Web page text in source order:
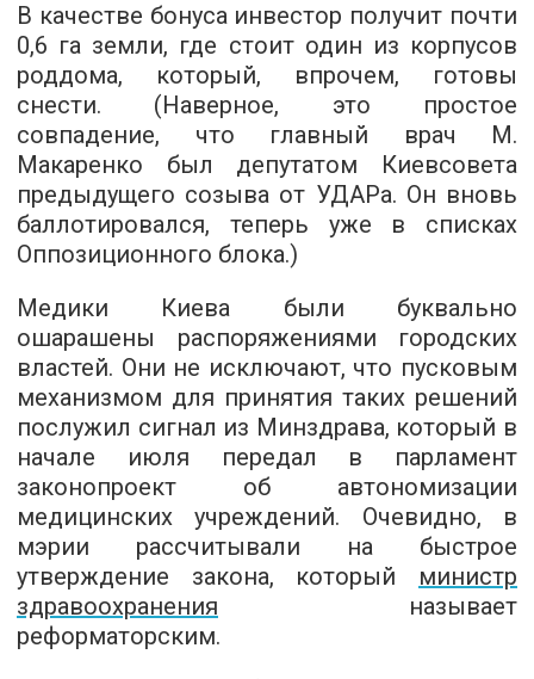
В качестве бонуса инвестор получит почти
0,6 га земли, где стоит один из корпусов
роддома, который, впрочем, готовы
снести. (Наверное, это простое
совпадение, что главный врач М.
Макаренко был депутатом Киевсовета
предыдущего созыва от УДАРа. Он вновь
баллотировался, теперь уже в списках
Оппозиционного блока.)
Медики Киева были буквально
ошарашены распоряжениями городских
властей. Они не исключают, что пусковым
механизмом для принятия таких решений
послужил сигнал из Минздрава, который в
начале июля передал в парламент
законопроект об автономизации
медицинских учреждений. Очевидно, в
мэрии рассчитывали на быстрое
утверждение закона, который министр
здравоохранения называет
реформаторским.